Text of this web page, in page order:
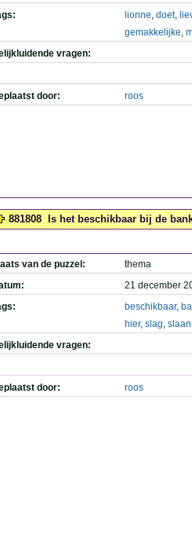
lionne, doet,
gemakkelijke,
vragen:
door: roos
881808 Is het beschikbaar bij de
van de puzzel:
thema
21 december
beschikbaar,
hier, slag, slaan
vragen:
door: roos